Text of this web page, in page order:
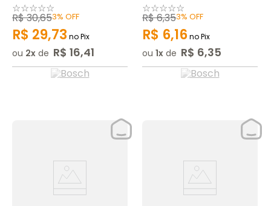
☆☆☆☆☆
R$30,653% OFF
R$ 29,73 no Pix
ou 2 de R$ 16,41
☆☆☆☆☆
R$6,353% OFF
R$ 6,16no Pix
ou 1 de R$ 6,35